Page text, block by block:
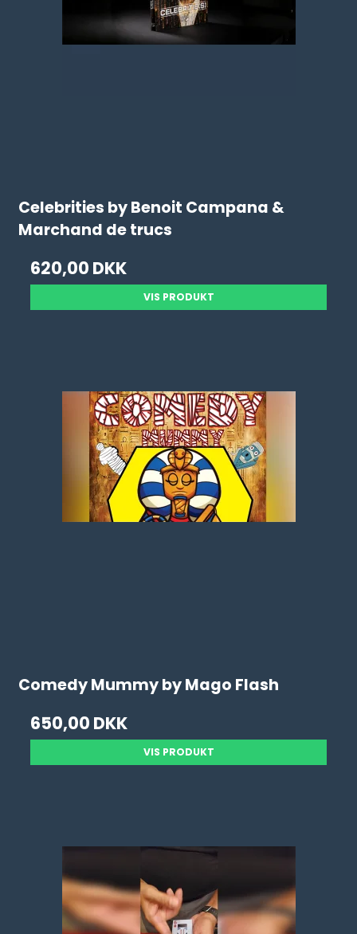
Celebrities by Benoit Campana &
Marchand de trucs
620,00 DKK
VIS PRODUKT
Comedy Mummy by Mago Flash
650,00 DKK
VIS PRODUKT